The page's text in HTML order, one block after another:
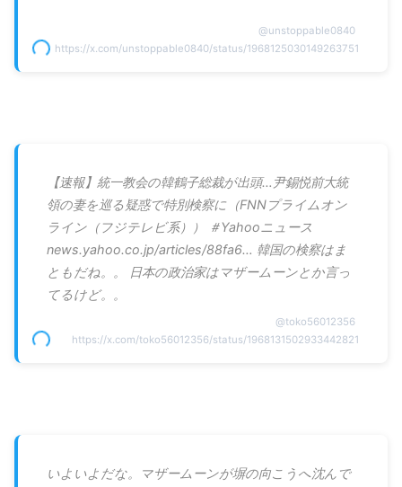
@unstoppable0840
https://x.com/unstoppable0840/status/1968125030149263751
【速報】統一教会の韓鶴子総裁が出頭…尹錫悦前大統
領の妻を巡る疑惑で特別検察に（FNNプライムオン
ライン（フジテレビ系）） ＃Yahooニュース
news.yahoo.co.jp/articles/88fa6… 韓国の検察はま
ともだね。。 日本の政治家はマザームーンとか言っ
てるけど。。
@toko56012356
https://x.com/toko56012356/status/1968131502933442821
いよいよだな。マザームーンが塀の向こうへ沈んで